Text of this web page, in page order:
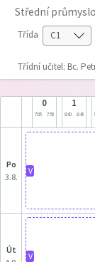
Střední
Třída
Třídní učitel: Bc.
0
7:05 7:50
1
8:00 8:45
po
3.8.
V
út
V